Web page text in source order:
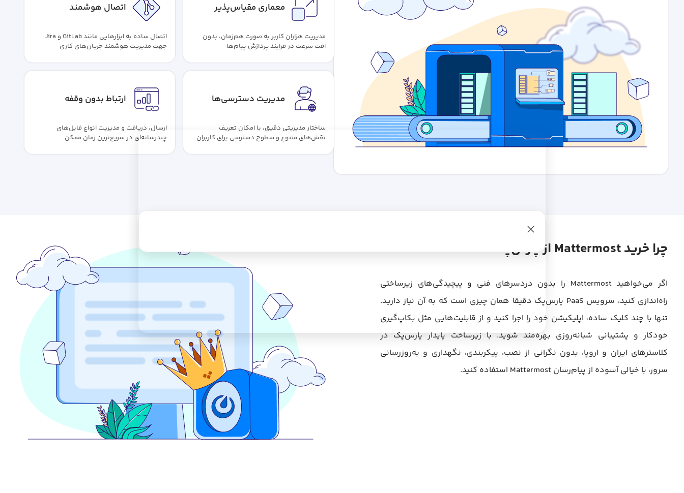
معماری مقیاس‌پذیر
مدیریت هزاران کاربر به صورت هم‌زمان، بدون
افت سرعت در فرایند پردازش پیام‌ها
اتصال هوشمند
اتصال ساده به ابزارهایی مانند GitLab و Jira
جهت مدیریت هوشمند جریان‌های کاری
مدیریت دسترسی‌ها
ساختار مدیریتی دقیق، با امکان تعریف
نقش‌های متنوع و سطوح دسترسی برای کاربران
ارتباط بدون وقفه
ارسال، دریافت و مدیریت انواع فایل‌های
چندرسانه‌ای در سریع‌ترین زمان ممکن
چرا خرید Mattermost از پارس‌پک؟
اگر می‌خواهید Mattermost را بدون دردسرهای فنی و پیچیدگی‌های زیرساختی
راه‌اندازی کنید، سرویس PaaS پارس‌پک دقیقا همان چیزی است که به آن نیاز دارید.
تنها با چند کلیک ساده، اپلیکیشن خود را اجرا کنید و از قابلیت‌هایی مثل بکاپ‌گیری
خودکار و پشتیبانی شبانه‌روزی بهره‌مند شوید. با زیرساخت پایدار پارس‌پک در
کلاسترهای ایران و اروپا، بدون نگرانی از نصب، پیکربندی، نگهداری و به‌روزرسانی
سرور، با خیالی آسوده از پیام‌رسان Mattermost استفاده کنید.